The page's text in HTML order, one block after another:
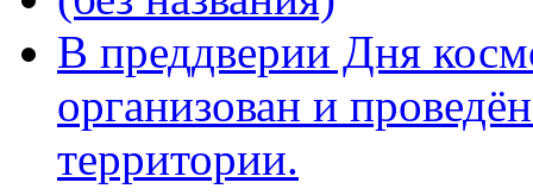
В преддверии Дня
организован и
территории.